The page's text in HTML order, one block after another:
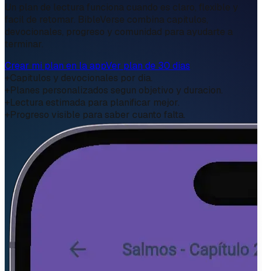
Un plan de lectura funciona cuando es claro, flexible y
facil de retomar. BibleVerse combina capitulos,
devocionales, progreso y comunidad para ayudarte a
terminar.
Crear mi plan en la appVer plan de 30 dias
+Capitulos y devocionales por dia.
+Planes personalizados segun objetivo y duracion.
+Lectura estimada para planificar mejor.
+Progreso visible para saber cuanto falta.